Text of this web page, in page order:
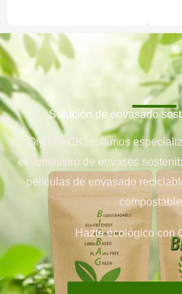
Solución de envasado
En Qiyu PACK, estamos
el suministro de envases
películas de envasado
Hazte ecológico con